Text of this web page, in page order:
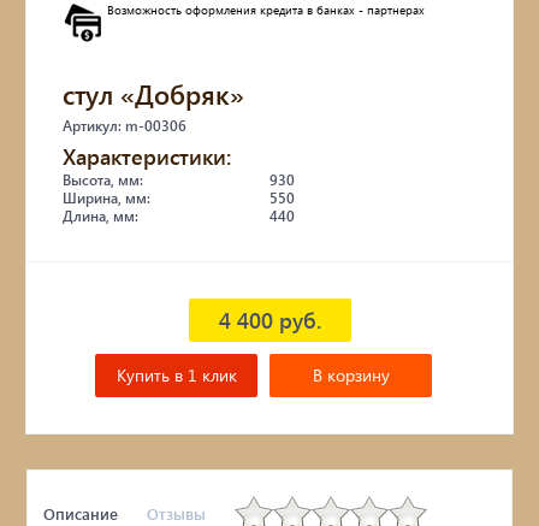
Мебель с искусственным старением
Дубовые бочки
Двухъярусные кровати
Детские кровати и диваны
Подвесные кресла
Возможность оформления кредита в банках - партнерах
стул «Добряк»
Артикул: m-00306
Характеристики:
Высота, мм:
930
Ширина, мм:
550
Длина, мм:
440
4 400 руб.
В корзину
Купить в 1 клик
Описание Отзывы